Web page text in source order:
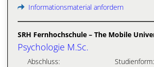
Informationsmaterial anfordern
SRH Fernhochschule – The Mobile
Psychologie M.Sc.
Abschluss:
Studienform: